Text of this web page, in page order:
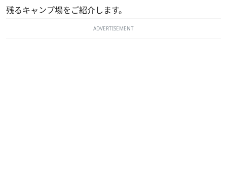
残るキャンプ場をご紹介します。
ADVERTISEMENT